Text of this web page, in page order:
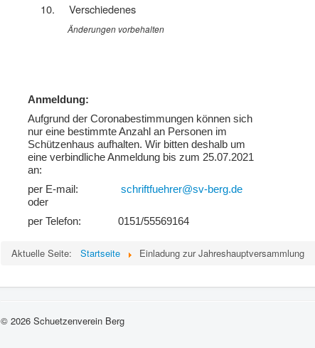
10.
Verschiedenes
Änderungen vorbehalten
Anmeldung:
Aufgrund der Coronabestimmungen können sich
nur eine bestimmte Anzahl an Personen im
Schützenhaus aufhalten. Wir bitten deshalb um
eine verbindliche Anmeldung bis zum 25.07.2021
an:
per E-mail:
schriftfuehrer@sv-berg.de
oder
per Telefon:
0151/55569164
Aktuelle Seite: Startseite Einladung zur Jahreshauptversammlung
© 2026 Schuetzenverein Berg